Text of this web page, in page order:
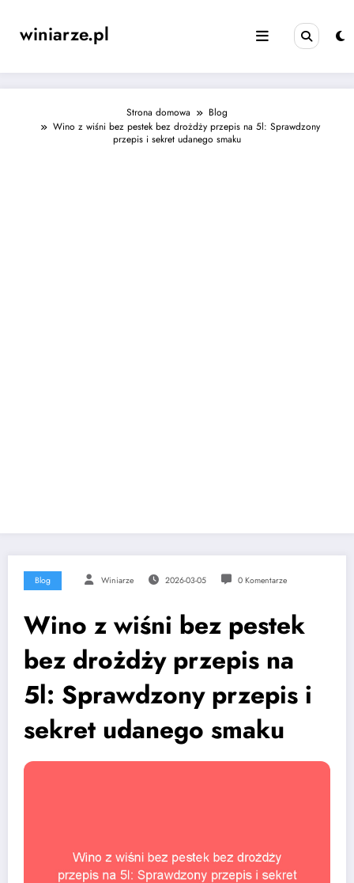
contentwiniarze.pl
Strona domowa
Blog
Wino z wiśni bez pestek bez drożdży przepis na 5l: Sprawdzony
przepis i sekret udanego smaku
Blog Winiarze 2026-03-05 0 Komentarze
Wino z wiśni bez pestek
bez drożdży przepis na
5l: Sprawdzony przepis i
sekret udanego smaku